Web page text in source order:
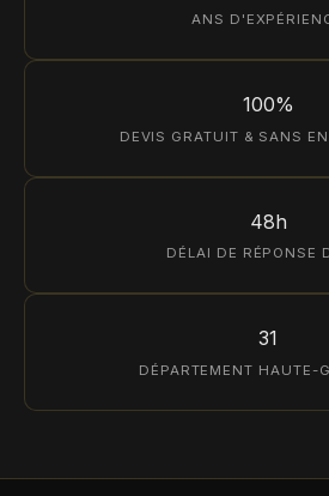
ANS
100%
DEVIS GRATUIT & SANS
48h
DÉLAI DE RÉPONSE
31
DÉPARTEMENT HAUTE-